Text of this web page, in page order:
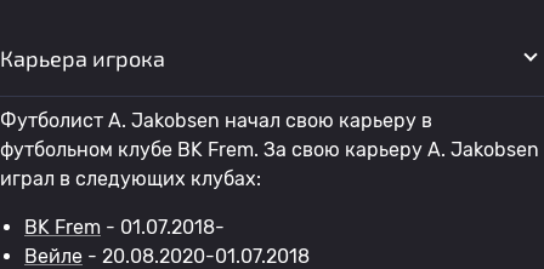
Карьера игрока
Футболист A. Jakobsen начал свою карьеру в
футбольном клубе BK Frem. За свою карьеру A. Jakobsen
играл в следующих клубах:
BK Frem - 01.07.2018-
Вейле - 20.08.2020-01.07.2018